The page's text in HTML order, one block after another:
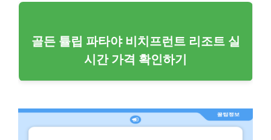
골든 튤립 파타야 비치프런트 리조트 실
시간 가격 확인하기